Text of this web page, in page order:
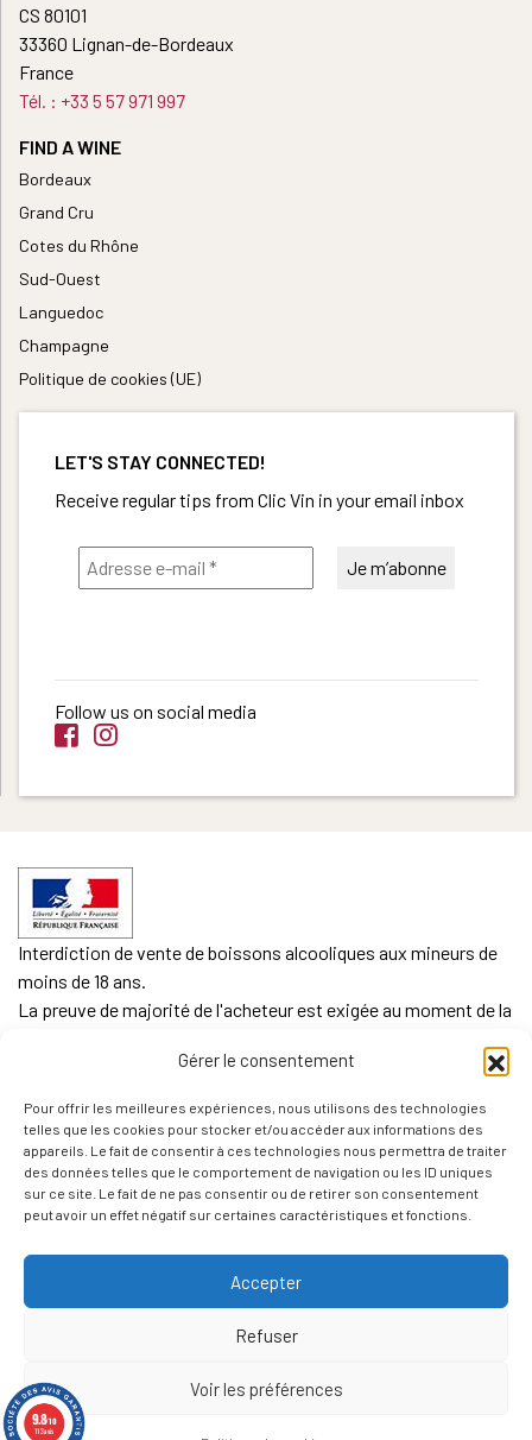
Gérer le consentement
Pour offrir les meilleures expériences, nous utilisons des technologies
telles que les cookies pour stocker et/ou accéder aux informations des
appareils. Le fait de consentir à ces technologies nous permettra de traiter
des données telles que le comportement de navigation ou les ID uniques
sur ce site. Le fait de ne pas consentir ou de retirer son consentement
peut avoir un effet négatif sur certaines caractéristiques et fonctions.
Accepter
Refuser
Voir les préférences
CS 80101
33360 Lignan-de-Bordeaux
France
Tél. : +33 5 57 971 997
FIND A WINE
Bordeaux
Grand Cru
Cotes du Rhône
Sud-Ouest
Languedoc
Champagne
Politique de cookies (UE)
LET'S STAY CONNECTED!
Receive regular tips from Clic Vin in your email inbox
Follow us on social media
Interdiction de vente de boissons alcooliques aux mineurs de
moins de 18 ans.
La preuve de majorité de l'acheteur est exigée au moment de la
L'abus d'alcool est dangereux pour la santé. Sachez
consommer avec modération.
9.8/10
113 avis